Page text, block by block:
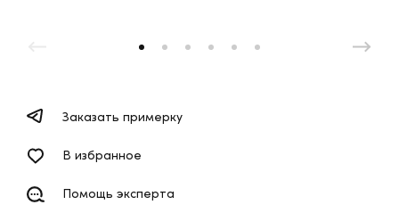
Заказать примерку
В избранное
Помощь эксперта